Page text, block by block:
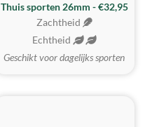
Thuis sporten 26mm - €32,95
Zachtheid
Echtheid
Geschikt voor dagelijks sporten